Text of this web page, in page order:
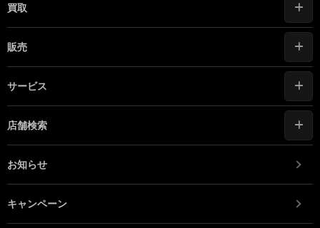
買取
販売
サービス
店舗検索
お知らせ
キャンペーン